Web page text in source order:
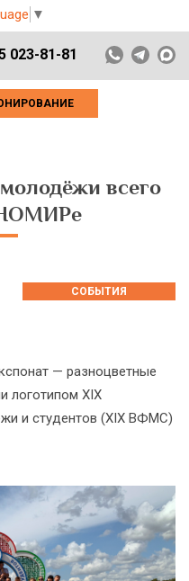
▼
023-81-81
всего
СОБЫТИЯ
— разноцветные
логотипом XIX
и студентов (XIX ВФМС)